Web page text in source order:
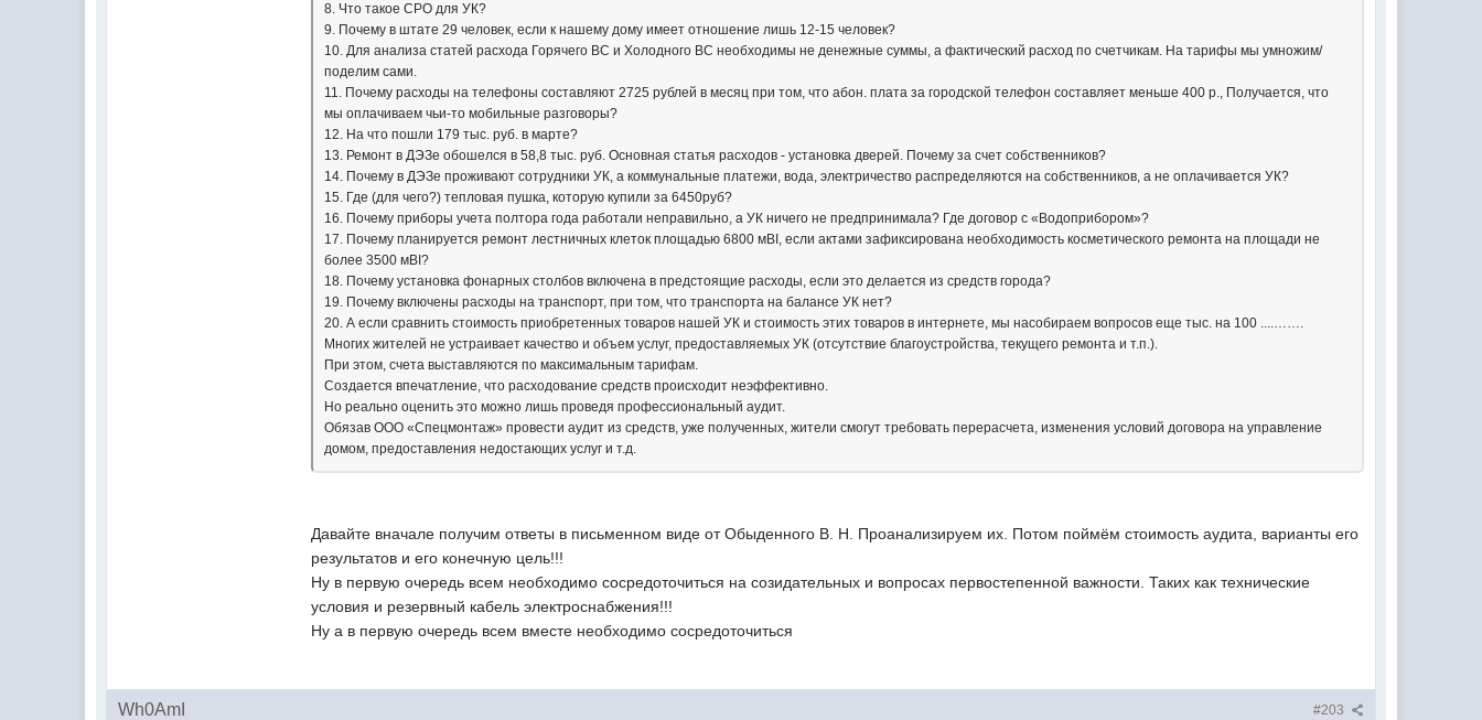
8. Что такое СРО для УК?
9. Почему в штате 29 человек, если к нашему дому имеет отношение лишь 12-15 человек?
10. Для анализа статей расхода Горячего ВС и Холодного ВС необходимы не денежные суммы, а фактический расход по счетчикам. На тарифы мы умножим/
поделим сами.
11. Почему расходы на телефоны составляют 2725 рублей в месяц при том, что абон. плата за городской телефон составляет меньше 400 р., Получается, что
мы оплачиваем чьи-то мобильные разговоры?
12. На что пошли 179 тыс. руб. в марте?
13. Ремонт в ДЭЗе обошелся в 58,8 тыс. руб. Основная статья расходов - установка дверей. Почему за счет собственников?
14. Почему в ДЭЗе проживают сотрудники УК, а коммунальные платежи, вода, электричество распределяются на собственников, а не оплачивается УК?
15. Где (для чего?) тепловая пушка, которую купили за 6450руб?
16. Почему приборы учета полтора года работали неправильно, а УК ничего не предпринимала? Где договор с «Водоприбором»?
17. Почему планируется ремонт лестничных клеток площадью 6800 мВІ, если актами зафиксирована необходимость косметического ремонта на площади не
более 3500 мВІ?
18. Почему установка фонарных столбов включена в предстоящие расходы, если это делается из средств города?
19. Почему включены расходы на транспорт, при том, что транспорта на балансе УК нет?
20. А если сравнить стоимость приобретенных товаров нашей УК и стоимость этих товаров в интернете, мы насобираем вопросов еще тыс. на 100 ....…….
Многих жителей не устраивает качество и объем услуг, предоставляемых УК (отсутствие благоустройства, текущего ремонта и т.п.).
При этом, счета выставляются по максимальным тарифам.
Создается впечатление, что расходование средств происходит неэффективно.
Но реально оценить это можно лишь проведя профессиональный аудит.
Обязав ООО «Спецмонтаж» провести аудит из средств, уже полученных, жители смогут требовать перерасчета, изменения условий договора на управление
домом, предоставления недостающих услуг и т.д.
Давайте вначале получим ответы в письменном виде от Обыденного В. Н. Проанализируем их. Потом поймём стоимость аудита, варианты его
результатов и его конечную цель!!!
Ну в первую очередь всем необходимо сосредоточиться на созидательных и вопросах первостепенной важности. Таких как технические
условия и резервный кабель электроснабжения!!!
Ну а в первую очередь всем вместе необходимо сосредоточиться
#203
Wh0AmI